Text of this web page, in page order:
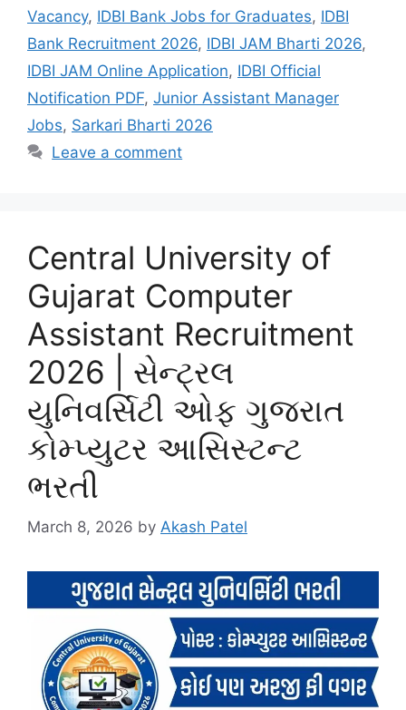
Vacancy, IDBI Bank Jobs for Graduates, IDBI
Bank Recruitment 2026, IDBI JAM Bharti 2026,
IDBI JAM Online Application, IDBI Official
Notification PDF, Junior Assistant Manager
Jobs, Sarkari Bharti 2026
Leave a comment
Central University of
Gujarat Computer
Assistant Recruitment
2026 | સેન્ટ્રલ
યુનિવર્સિટી ઓફ ગુજરાત
કોમ્પ્યુટર આસિસ્ટન્ટ
ભરતી
March 8, 2026 by Akash Patel